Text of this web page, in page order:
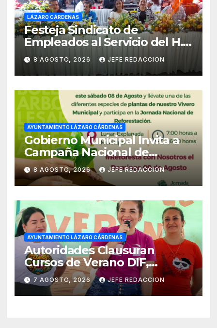
LÁZARO CÁRDENAS
Festeja Sindicato de
Empleados al Servicio del H.
Ayuntamiento de LZC Día del
Empleado Municipal
8 AGOSTO, 2026 JEFE REDACCION
AYUNTAMIENTO LÁZARO CÁRDENAS
Gobierno Municipal Invita a
Campaña Nacional de
Reforestación
8 AGOSTO, 2026 JEFE REDACCION
AYUNTAMIENTO LÁZARO CÁRDENAS
Autoridades Clausuran
Cursos de Verano DIF,
Seguridad Pública y Casa de
Cultura 2026
7 AGOSTO, 2026 JEFE REDACCION